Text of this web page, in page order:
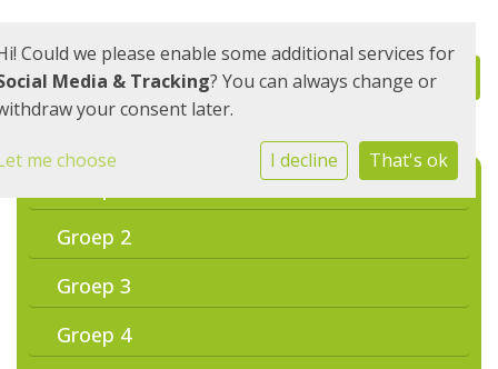
Groep 2
Groep 3
Groep 4
Could we please enable some additional services for
Media & Tracking? You can always change or
your consent later.
me choose I decline That's ok